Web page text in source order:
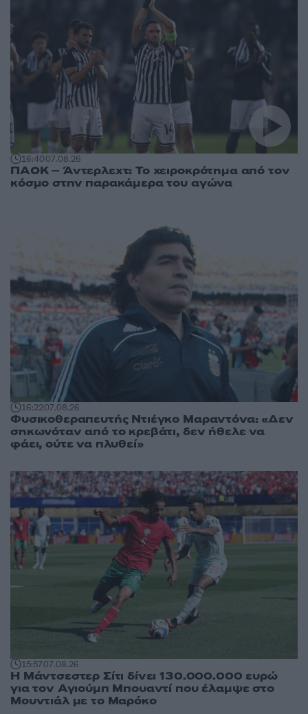
16:4007.08.26
ΠΑΟΚ – Άντερλεχτ: Το χειροκρότημα από τον
κόσμο στην παρακάμερα του αγώνα
16:2207.08.26
Φυσικοθεραπευτής Ντιέγκο Μαραντόνα: «Δεν
σηκωνόταν από το κρεβάτι, δεν ήθελε να
φάει, ούτε να πλυθεί»
15:5707.08.26
Η Μάντσεστερ Σίτι δίνει 130.000.000 ευρώ
για τον Αγιούμπ Μπουαντί που έλαμψε στο
Μουντιάλ με το Μαρόκο